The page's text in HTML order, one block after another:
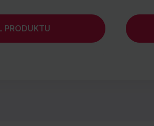
PRODUKTU